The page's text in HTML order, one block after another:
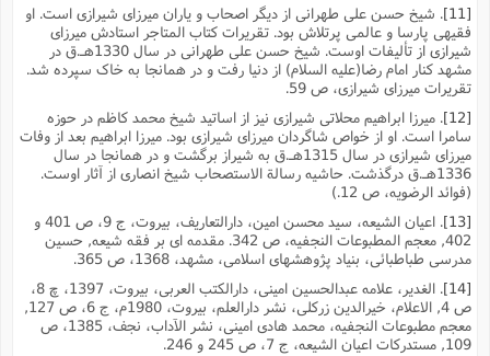
. شیخ حسن على طهرانى از دیگر اصحاب و یاران میرزاى شیرازى است. او
فقیهى پارسا و عالمى پرتلاش بود. تقریرات کتاب المتاجر استادش میرزاى
شیرازى از تألیفات اوست. شیخ حسن على طهرانى در سال 1330هـ.ق در
مشهد کنار امام رضا(علیه السلام) از دنیا رفت و در همانجا به خاک سپرده شد.
تقریرات میرزاى شیرازى، ص 59.
. میرزا ابراهیم محلاتى شیرازى نیز از اساتید شیخ محمد کاظم در حوزه
سامرا است. او از خواص شاگردان میرزاى شیرازى بود. میرزا ابراهیم بعد از وفات
میرزاى شیرازى در سال 1315هـ.ق به شیراز برگشت و در همانجا در سال
1336هـ.ق درگذشت. حاشیه رسالة الاستصحاب شیخ انصارى از آثار اوست.
(فوائد الرضویه، ص 12.)
. اعیان الشیعه، سید محسن امین، دارالتعاریف، بیروت، ج 9، ص 401 و
402, معجم المطبوعات النجفیه، ص 342. مقدمه اى بر فقه شیعه, حسین
مدرسى طباطبائى، بنیاد پژوهشهاى اسلامى، مشهد، 1368، ص 365.
. الغدیر، علامه عبدالحسین امینى، دارالکتب العربى، بیروت، 1397، چ 8،
ص 4, الاعلام، خیرالدین زرکلى، نشر دارالعلم، بیروت، 1980م، ج 6، ص 127,
معجم مطبوعات النجفیه، محمد هادى امینى، نشر الآداب، نجف، 1385، ص
109, مستدرکات اعیان الشیعه، ج 7، ص 245 و 246.